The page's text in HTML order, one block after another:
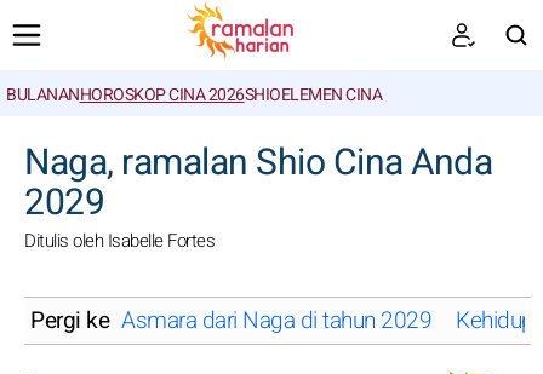
BULANANHOROSKOP CINA 2026SHIOELEMEN CINA
Naga, ramalan Shio Cina Anda
2029
Ditulis oleh Isabelle Fortes
Pergi ke Asmara dari Naga di tahun 2029